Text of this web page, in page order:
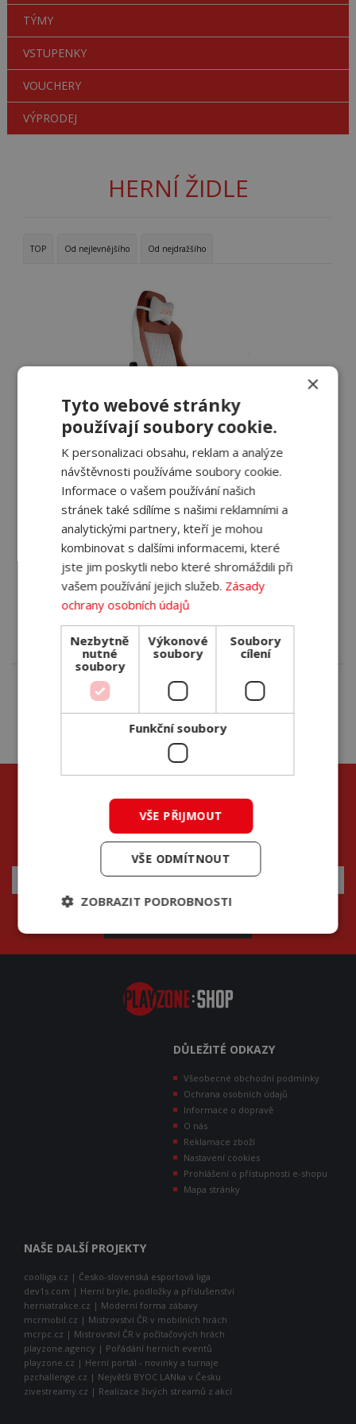
TÝMY
VSTUPENKY
VOUCHERY
VÝPRODEJ
HERNÍ ŽIDLE
TOP Od nejlevnějšího Od nejdražšího
HERNÍ ŽIDLE LUXURY CREMA
DEV1S LUXURY CREMA je naše prémiová herní židle, kde
jsme se designem...
8 990 Kčs DPH DETAIL
Přihlašte se k odběru novinek a neunikne vám žádná
akce
DŮLEŽITÉ ODKAZY
Všeobecné obchodní podmínky
Ochrana osobních údajů
Informace o dopravě
O nás
Reklamace zboží
Nastavení cookies
Prohlášení o přístupnosti e-shopu
Mapa stránky
NAŠE DALŠÍ PROJEKTY
coolliga.cz | Česko-slovenská esportová liga
dev1s.com | Herní brýle, podložky a příslušenství
herniatrakce.cz | Moderní forma zábavy
mcrmobil.cz | Mistrovství ČR v mobilních hrách
mcrpc.cz | Mistrovství ČR v počítačových hrách
playzone.agency | Pořádání herních eventů
playzone.cz | Herní portál - novinky a turnaje
pzchallenge.cz | Největší BYOC LANka v Česku
zivestreamy.cz | Realizace živých streamů z akcí
×
Tyto webové stránky
používají soubory cookie.
K personalizaci obsahu, reklam a analýze
návštěvnosti používáme soubory cookie.
Informace o vašem používání našich
stránek také sdílíme s našimi reklamními a
analytickými partnery, kteří je mohou
kombinovat s dalšími informacemi, které
jste jim poskytli nebo které shromáždili při
vašem používání jejich služeb. Zásady
ochrany osobních údajů
Nezbytně
nutné
soubory
Výkonové
soubory
Soubory
cílení
Funkční soubory
VŠE PŘIJMOUT
VŠE ODMÍTNOUT
ZOBRAZIT PODROBNOSTI